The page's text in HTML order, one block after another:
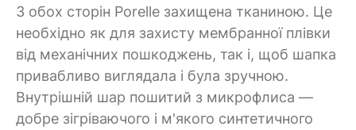
З обох сторін Porelle захищена тканиною. Це
необхідно як для захисту мембранної плівки
від механічних пошкоджень, так і, щоб шапка
привабливо виглядала і була зручною.
Внутрішній шар пошитий з микрофлиса —
добре зігріваючого і м'якого синтетичного